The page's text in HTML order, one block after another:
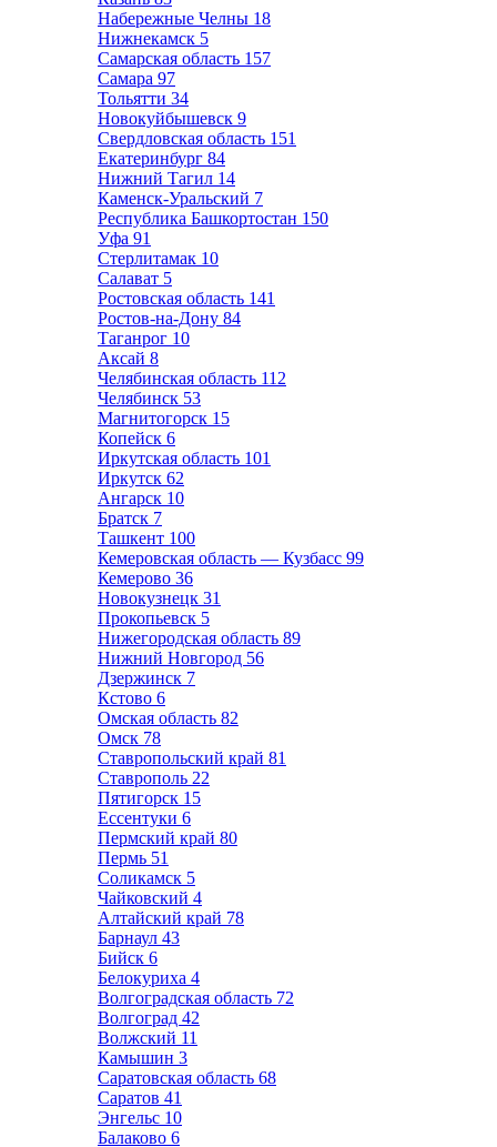
Набережные Челны 18
Нижнекамск 5
Самарская область 157
Самара 97
Тольятти 34
Новокуйбышевск 9
Свердловская область 151
Екатеринбург 84
Нижний Тагил 14
Каменск-Уральский 7
Республика Башкортостан 150
Уфа 91
Стерлитамак 10
Салават 5
Ростовская область 141
Ростов-на-Дону 84
Таганрог 10
Аксай 8
Челябинская область 112
Челябинск 53
Магнитогорск 15
Копейск 6
Иркутская область 101
Иркутск 62
Ангарск 10
Братск 7
Ташкент 100
Кемеровская область — Кузбасс 99
Кемерово 36
Новокузнецк 31
Прокопьевск 5
Нижегородская область 89
Нижний Новгород 56
Дзержинск 7
Кстово 6
Омская область 82
Омск 78
Ставропольский край 81
Ставрополь 22
Пятигорск 15
Ессентуки 6
Пермский край 80
Пермь 51
Соликамск 5
Чайковский 4
Алтайский край 78
Барнаул 43
Бийск 6
Белокуриха 4
Волгоградская область 72
Волгоград 42
Волжский 11
Камышин 3
Саратовская область 68
Саратов 41
Энгельс 10
Балаково 6